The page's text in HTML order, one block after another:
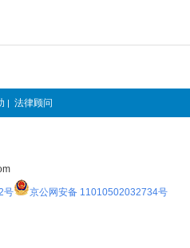
| 法律顾问
号 京公网安备 11010502032734号